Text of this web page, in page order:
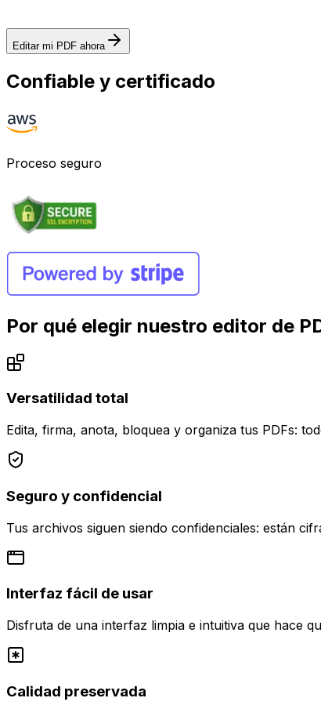
Editar mi PDF ahora
Confiable y certificado
Proceso seguro
Por qué elegir nuestro editor de
Versatilidad total
Edita, firma, anota, bloquea y organiza tus PDFs:
Seguro y confidencial
Tus archivos siguen siendo confidenciales: están
Interfaz fácil de usar
Disfruta de una interfaz limpia e intuitiva que hace
Calidad preservada